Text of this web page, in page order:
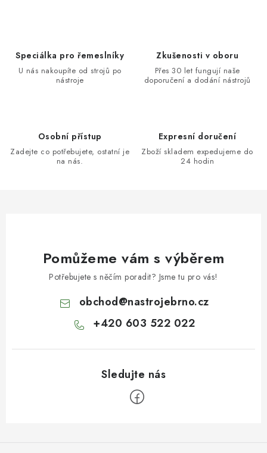
Speciálka pro řemeslníky
U nás nakoupíte od strojů po
nástroje
Zkušenosti v oboru
Přes 30 let fungují naše
doporučení a dodání nástrojů
Osobní přístup
Zadejte co potřebujete, ostatní je
na nás.
Expresní doručení
Zboží skladem expedujeme do
24 hodin
Pomůžeme vám s výběrem
Potřebujete s něčím poradit? Jsme tu pro vás!
obchod@nastrojebrno.cz
+420 603 522 022